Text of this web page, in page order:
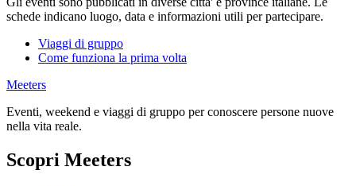
schede indicano luogo, data e informazioni utili per partecipare.
Viaggi di gruppo
Come funziona la prima volta
Meeters
Eventi, weekend e viaggi di gruppo per conoscere persone nuove
nella vita reale.
Scopri Meeters